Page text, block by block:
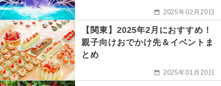
2025年02月20日
【関東】2025年2月におすすめ！
親子向けおでかけ先＆イベントま
とめ
2025年01月20日